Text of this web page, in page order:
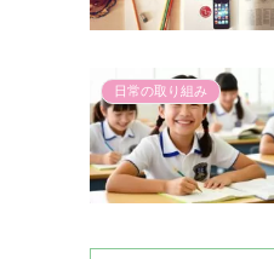
日常の取り組み